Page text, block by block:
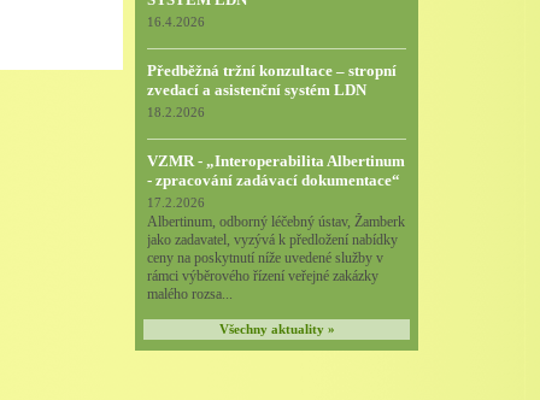
16.4.2026
Předběžná tržní konzultace – stropní
zvedací a asistenční systém LDN
18.2.2026
VZMR - „Interoperabilita Albertinum
- zpracování zadávací dokumentace“
17.2.2026
Albertinum, odborný léčebný ústav, Žamberk
jako zadavatel, vyzývá k předložení nabídky
ceny na poskytnutí níže uvedené služby v
rámci výběrového řízení veřejné zakázky
malého rozsa...
Všechny aktuality »